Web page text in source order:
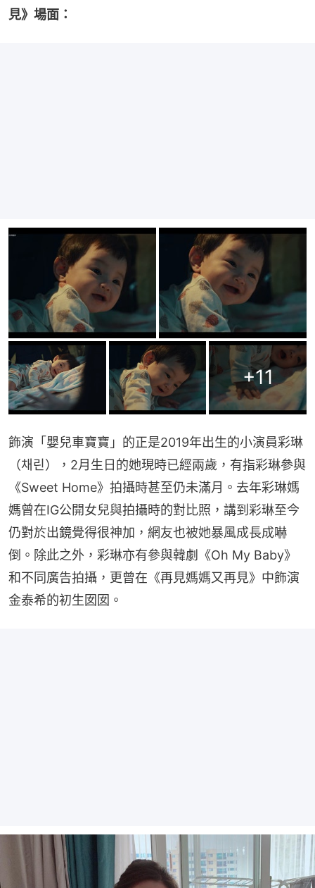
見》場面：
+11
飾演「嬰兒車寶寶」的正是2019年出生的小演員彩琳
（채린），2月生日的她現時已經兩歲，有指彩琳參與
《Sweet Home》拍攝時甚至仍未滿月。去年彩琳媽
媽曾在IG公開女兒與拍攝時的對比照，講到彩琳至今
仍對於出鏡覺得很神加，網友也被她暴風成長成嚇
倒。除此之外，彩琳亦有參與韓劇《Oh My Baby》
和不同廣告拍攝，更曾在《再見媽媽又再見》中飾演
金泰希的初生囡囡。